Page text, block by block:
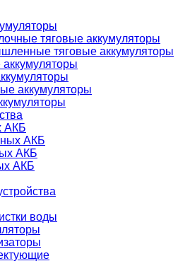
тяговые аккумуляторы
тяговые аккумуляторы
аккумуляторы
АКБ
АКБ
АКБ
АКБ
воды